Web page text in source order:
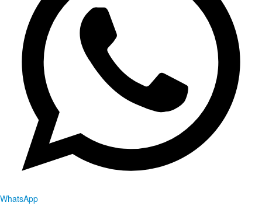
WhatsApp